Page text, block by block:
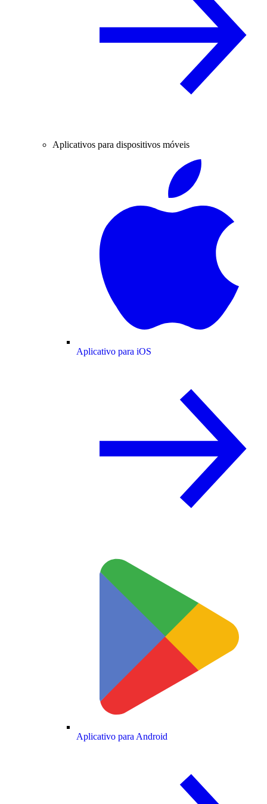
Aplicativos para dispositivos móveis
Aplicativo para iOS
Aplicativo para Android